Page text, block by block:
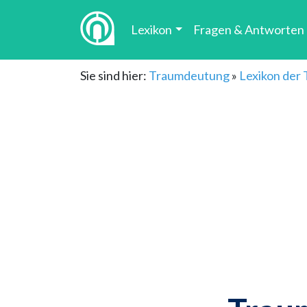
Lexikon Fragen & Antworten
Sie sind hier: Traumdeutung» Lexikon der